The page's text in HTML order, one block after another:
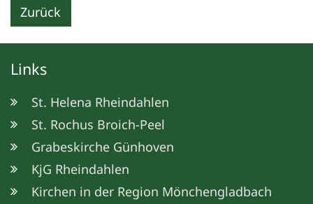
Zurück
Links
St. Helena Rheindahlen
St. Rochus Broich-Peel
Grabeskirche Günhoven
KjG Rheindahlen
Kirchen in der Region Mönchengladbach